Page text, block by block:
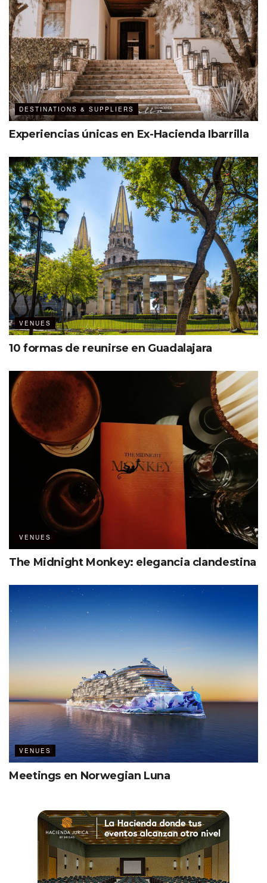
DESTINATIONS & SUPPLIERS
Experiencias únicas en Ex-Hacienda Ibarrilla
VENUES
10 formas de reunirse en Guadalajara
VENUES
The Midnight Monkey: elegancia clandestina
VENUES
Meetings en Norwegian Luna